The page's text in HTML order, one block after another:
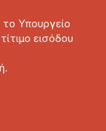
Υπουργείο
εισόδου